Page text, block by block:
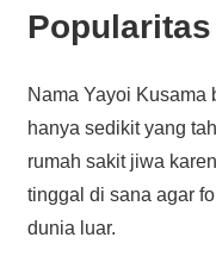
Nama Yayoi Kusama
hanya sedikit yang
rumah sakit jiwa
tinggal di sana agar
dunia luar.